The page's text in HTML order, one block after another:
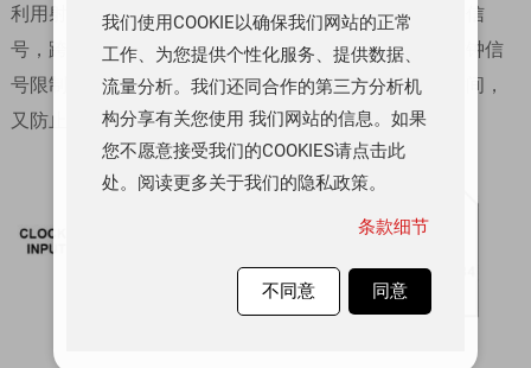
利用射频变压器将低抖动时钟源的单端信号转换为差分信
号，跨接在变压器次级上的背对背肖特基二极管可将时钟信
号限制为约差分0.8V
峰峰值，既保留快速上升和下降时间，
又防止大电压摆幅影响低抖动性能，电路如图 6所示。
我们使用COOKIE以确保我们网站的正常
工作、为您提供个性化服务、提供数据、
流量分析。我们还同合作的第三方分析机
构分享有关您使用 我们网站的信息。如果
您不愿意接受我们的COOKIES请点击此
处。阅读更多关于我们的隐私政策。
条款细节
不同意 同意